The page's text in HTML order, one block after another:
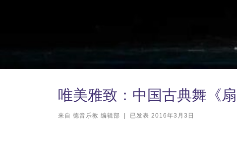
唯美雅致：中国古典舞《
来自 德音乐教 编辑部 | 已发表 2016年3月3日